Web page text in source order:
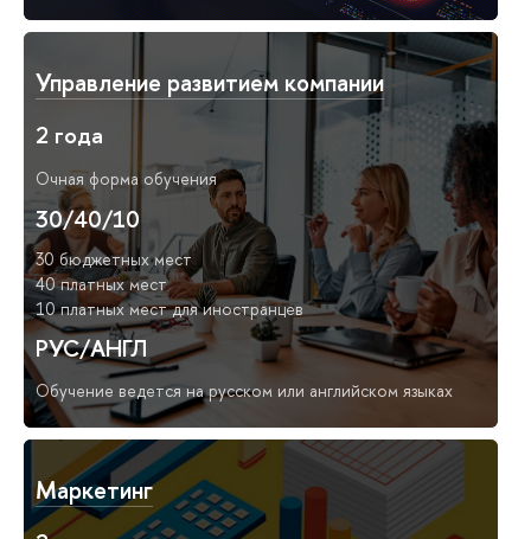
Управление развитием компании
2 года
Очная форма обучения
30/40/10
30 бюджетных мест
40 платных мест
10 платных мест для иностранцев
РУС/АНГЛ
Обучение ведется на русском или английском языках
Маркетинг